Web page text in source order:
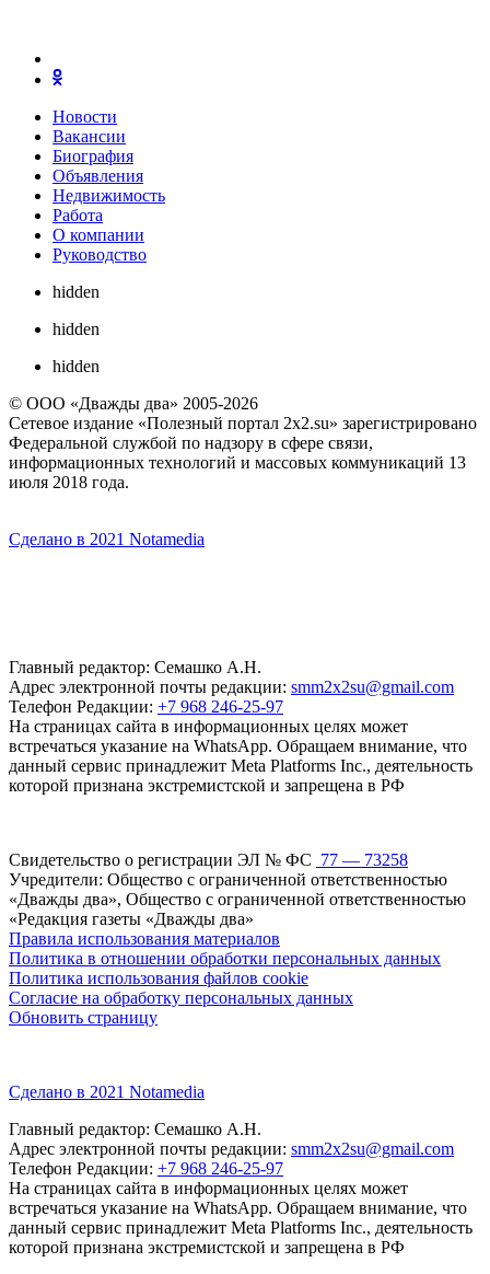
Новости
Вакансии
Биография
Объявления
Недвижимость
Работа
О компании
Руководство
hidden
hidden
hidden
© ООО «Дважды два» 2005-2026
Сетевое издание «Полезный портал 2x2.su» зарегистрировано
Федеральной службой по надзору в сфере связи,
информационных технологий и массовых коммуникаций 13
июля 2018 года.
Сделано в 2021 Notamedia
Главный редактор: Семашко А.Н.
Адрес электронной почты редакции: smm2x2su@gmail.com
Телефон Редакции: +7 968 246-25-97
На страницах сайта в информационных целях может
встречаться указание на WhatsApp. Обращаем внимание, что
данный сервис принадлежит Meta Platforms Inc., деятельность
которой признана экстремистской и запрещена в РФ
Свидетельство о регистрации ЭЛ № ФС 77 — 73258
Учредители: Общество с ограниченной ответственностью
«Дважды два», Общество с ограниченной ответственностью
«Редакция газеты «Дважды два»
Правила использования материалов
Политика в отношении обработки персональных данных
Политика использования файлов cookie
Согласие на обработку персональных данных
Обновить страницу
Сделано в 2021 Notamedia
Главный редактор: Семашко А.Н.
Адрес электронной почты редакции: smm2x2su@gmail.com
Телефон Редакции: +7 968 246-25-97
На страницах сайта в информационных целях может
встречаться указание на WhatsApp. Обращаем внимание, что
данный сервис принадлежит Meta Platforms Inc., деятельность
которой признана экстремистской и запрещена в РФ